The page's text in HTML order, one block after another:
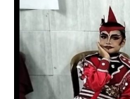
Angkutan Bawang